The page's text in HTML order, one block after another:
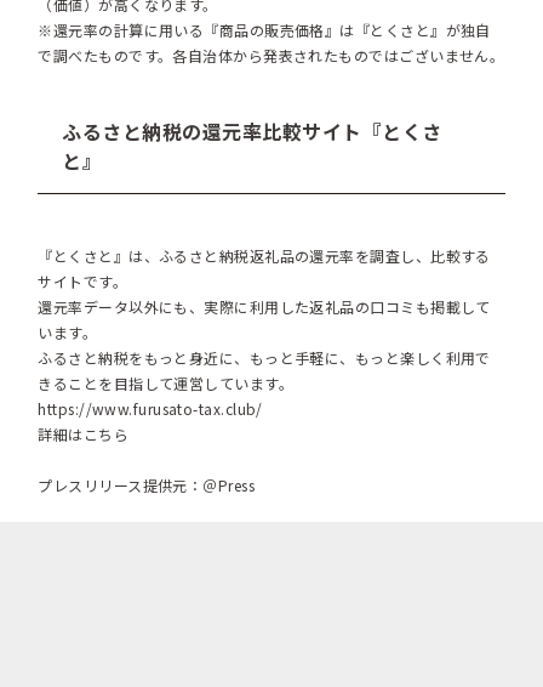
（価値）が高くなります。
※還元率の計算に用いる『商品の販売価格』は『とくさと』が独自
で調べたものです。各自治体から発表されたものではございません。
ふるさと納税の還元率比較サイト『とくさ
と』
『とくさと』は、ふるさと納税返礼品の還元率を調査し、比較する
サイトです。
還元率データ以外にも、実際に利用した返礼品の口コミも掲載して
います。
ふるさと納税をもっと身近に、もっと手軽に、もっと楽しく利用で
きることを目指して運営しています。
https://www.furusato-tax.club/
詳細はこちら
プレスリリース提供元：＠Press